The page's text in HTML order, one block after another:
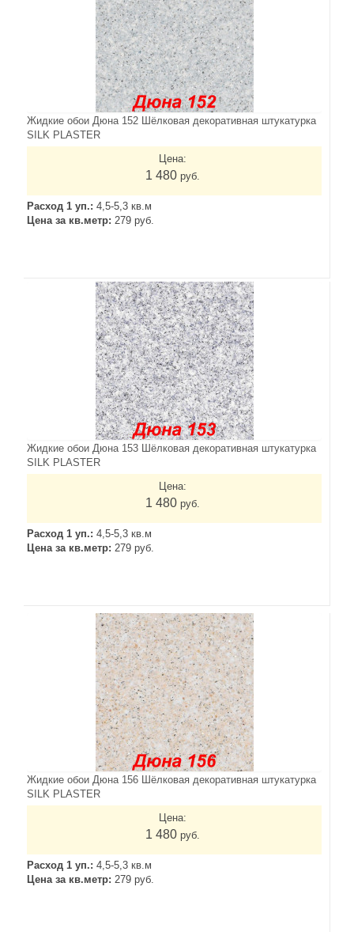
Жидкие обои Дюна 152 Шёлковая декоративная штукатурка
SILK PLASTER
Цена:
1 480 руб.
Расход 1 уп.: 4,5-5,3 кв.м
Цена за кв.метр: 279 руб.
Жидкие обои Дюна 153 Шёлковая декоративная штукатурка
SILK PLASTER
Цена:
1 480 руб.
Расход 1 уп.: 4,5-5,3 кв.м
Цена за кв.метр: 279 руб.
Жидкие обои Дюна 156 Шёлковая декоративная штукатурка
SILK PLASTER
Цена:
1 480 руб.
Расход 1 уп.: 4,5-5,3 кв.м
Цена за кв.метр: 279 руб.